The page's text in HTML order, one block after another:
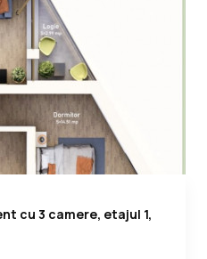
cu 3 camere, etajul 1,